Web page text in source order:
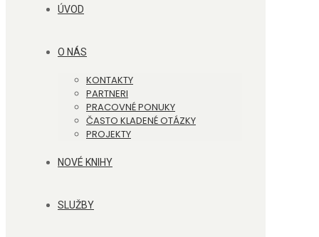
ÚVOD
O NÁS
KONTAKTY
PARTNERI
PRACOVNÉ PONUKY
ČASTO KLADENÉ OTÁZKY
PROJEKTY
NOVÉ KNIHY
SLUŽBY